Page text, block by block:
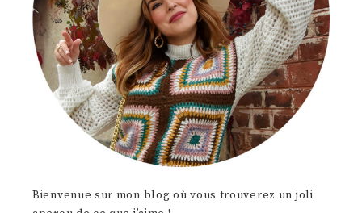
Bienvenue sur mon blog où vous trouverez un joli